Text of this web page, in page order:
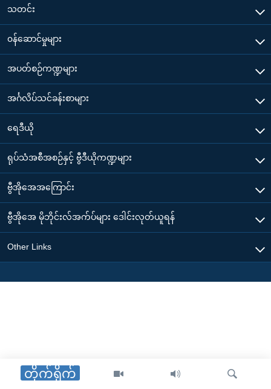
တိုက်ရိုက်
သတင်း
၀န်ဆောင်မှုများ
အပတ်စဉ်ကဏ္ဍများ
အင်္ဂလိပ်သင်ခန်းစာများ
ရေဒီယို
ရုပ်သံအစီအစဉ်နှင့် ဗွီဒီယိုကဏ္ဍများ
ဗွီအိုအေအကြောင်း
ဗွီအိုအေ မိုဘိုင်းလ်အက်ပ်များ ဒေါင်းလုတ်ယူရန်
Other Links